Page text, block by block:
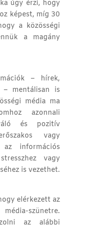
úgy érzi, hogy
képest, míg 30
a közösségi
a magány
– hírek,
– mentálisan is
média ma
azonnali
és pozitív
vagy
információs
vagy
is vezethet.
elérkezett az
szünetre.
az alábbi